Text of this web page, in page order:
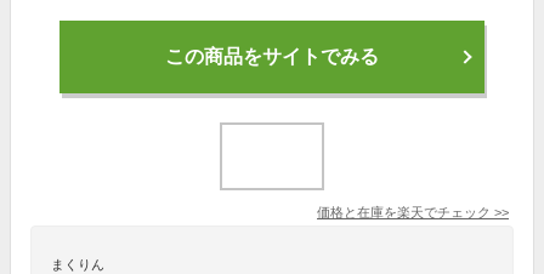
この商品をサイトでみる
価格と在庫を楽天でチェック >>
まくりん